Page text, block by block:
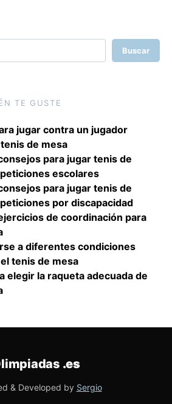
Buscar
TE GUSTE
jugar contra un jugador
de mesa
para jugar tenis de
escolares
para jugar tenis de
por discapacidad
de coordinación para
a diferentes condiciones
tenis de mesa
elegir la raqueta adecuada de
.es
& Developed by Sergio